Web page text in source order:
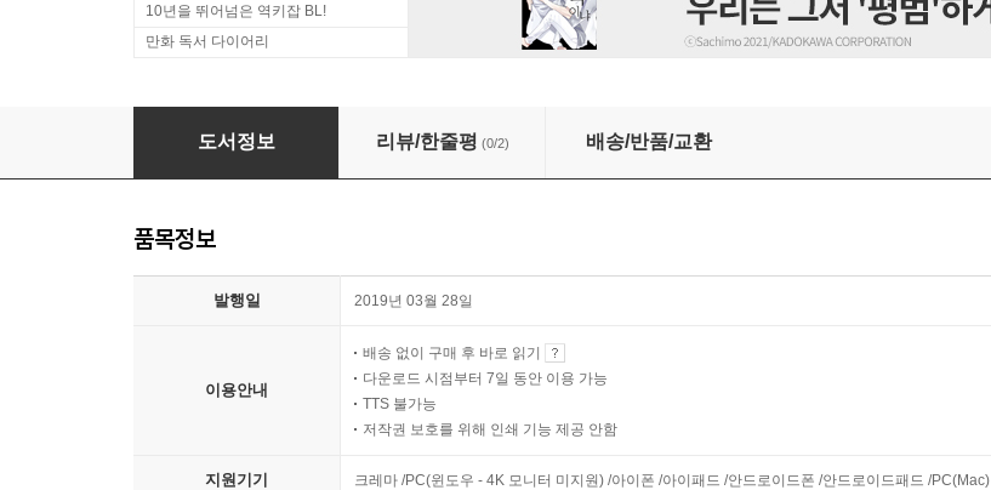
10년을 뛰어넘은 역키잡 BL!
만화 독서 다이어리
[대여] [세트] [허니B] 네가 정말 좋아서 미치겠어 (총18화/완결)
도서정보 리뷰/한줄평 (0/2) 배송/반품/교환
품목정보
발행일 2019년 03월 28일
이용안내
배송 없이 구매 후 바로 읽기
다운로드 시점부터 7일 동안 이용 가능
TTS 불가능
저작권 보호를 위해 인쇄 기능 제공 안함
지원기기 크레마 /PC(윈도우 - 4K 모니터 미지원) /아이폰 /아이패드 /안드로이드폰 /안드로이드패드 /PC(Mac)